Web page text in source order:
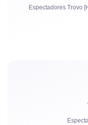
Espectadores Trovo